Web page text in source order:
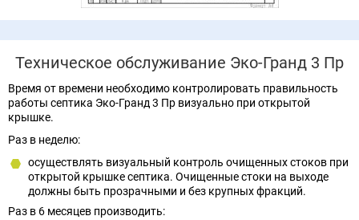
Техническое обслуживание Эко-Гранд 3 Пр
Время от времени необходимо контролировать правильность
работы септика Эко-Гранд 3 Пр визуально при открытой
крышке.
Раз в неделю:
осуществлять визуальный контроль очищенных стоков при
открытой крышке септика. Очищенные стоки на выходе
должны быть прозрачными и без крупных фракций.
Раз в 6 месяцев производить: